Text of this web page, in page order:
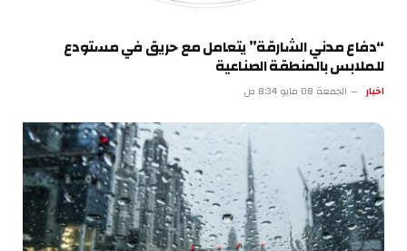
“دفاع مدني الشارقة” يتعامل مع حريق في مستودع
للملابس بالمنطقة الصناعية
اخبار الجمعة 08 مايو 8:34 ص